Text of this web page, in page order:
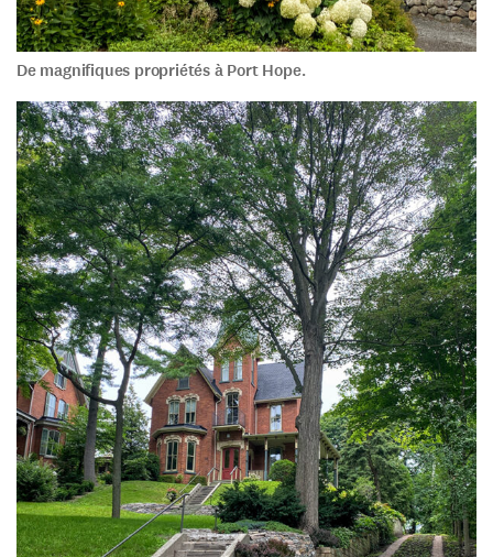
De magnifiques propriétés à Port Hope.